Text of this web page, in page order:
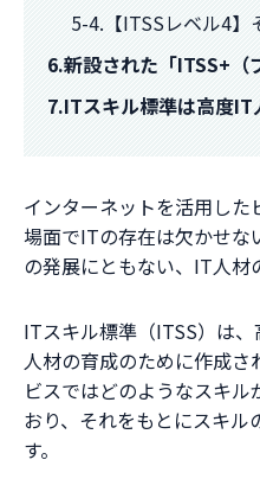
5-4.【ITSSレベル4】
6.新設された「ITSS+（
7.ITスキル標準は高度
インターネットを活用し
場面でITの存在は欠かせ
の発展にともない、IT人材
ITスキル標準（ITSS）は
人材の育成のために作成
ビスではどのようなスキ
おり、それをもとにスキル
す。